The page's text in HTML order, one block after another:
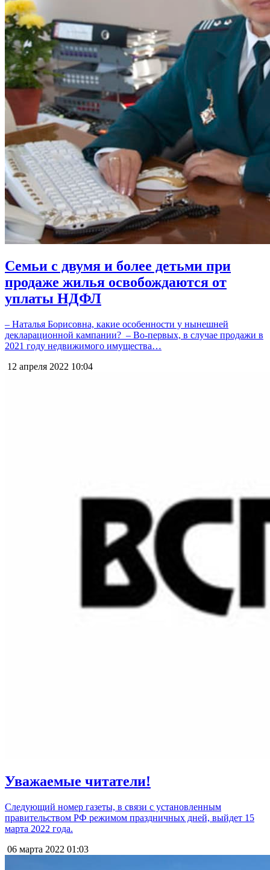
Семьи с двумя и более детьми при
продаже жилья освобождаются от
уплаты НДФЛ
– Наталья Борисовна, какие особенности у нынешней
декларационной​ кампании? ​ – Во-первых, в случае продажи в
2021 году недвижимого имущества…
12 апреля 2022 10:04
Уважаемые читатели!
Следующий номер газеты, в связи с установленным
правительством РФ режимом праздничных дней, выйдет 15
марта 2022 года.
06 марта 2022 01:03